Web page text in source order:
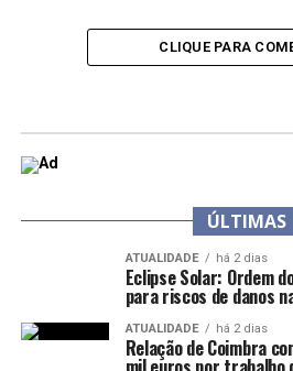
CLIQUE PARA
ÚLTIMAS
ATUALIDADE há 2 dias
Eclipse Solar: Ordem
para riscos de danos
ATUALIDADE há 2 dias
Relação de Coimbra